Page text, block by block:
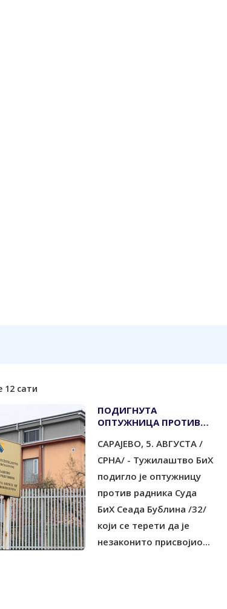
12 сати
ПОДИГНУТА
ОПТУЖНИЦА ПРОТИВ
ПРОНЕВЈЕРИО ГОТОВО
200.000 КМ
САРАЈЕВО, 5. АВГУСТА /
СРНА/ - Тужилаштво БиХ
подигло је оптужницу
против радника Суда
БиХ Сеада Бублина /32/
који се терети да је
незаконито присвојио...